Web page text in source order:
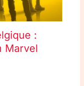
:
Marvel